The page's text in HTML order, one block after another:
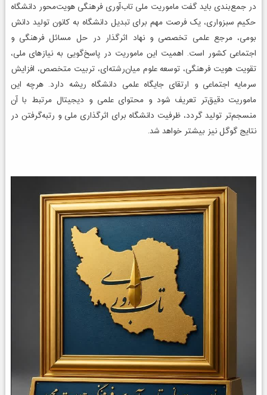
در جمع‌بندی باید گفت ماموریت ملی تاب‌آوری فرهنگی هویت‌محور دانشگاه
حکیم سبزواری، یک فرصت مهم برای تبدیل دانشگاه به کانون تولید دانش
بومی، مرجع علمی تخصصی و نهاد اثرگذار در حل مسائل فرهنگی و
اجتماعی کشور است. اهمیت این ماموریت در پاسخ‌گویی به نیازهای ملی،
تقویت هویت فرهنگی، توسعه علوم میان‌رشته‌ای، تربیت متخصص، افزایش
سرمایه اجتماعی و ارتقای جایگاه علمی دانشگاه ریشه دارد. هرچه این
ماموریت دقیق‌تر تعریف شود و محتوای علمی و دیجیتال مرتبط با آن
منسجم‌تر تولید گردد، ظرفیت دانشگاه برای اثرگذاری ملی و رتبه‌گرفتن در
نتایج گوگل نیز بیشتر خواهد شد.